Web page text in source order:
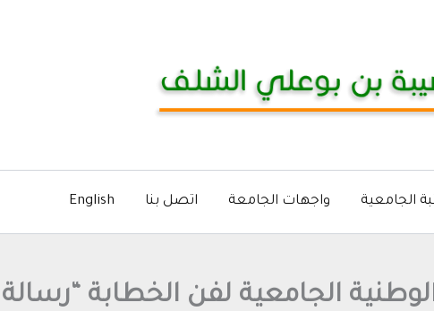
الجامعية واجهات الجامعة اتصل بنا English
الجامعية لفن الخطابة